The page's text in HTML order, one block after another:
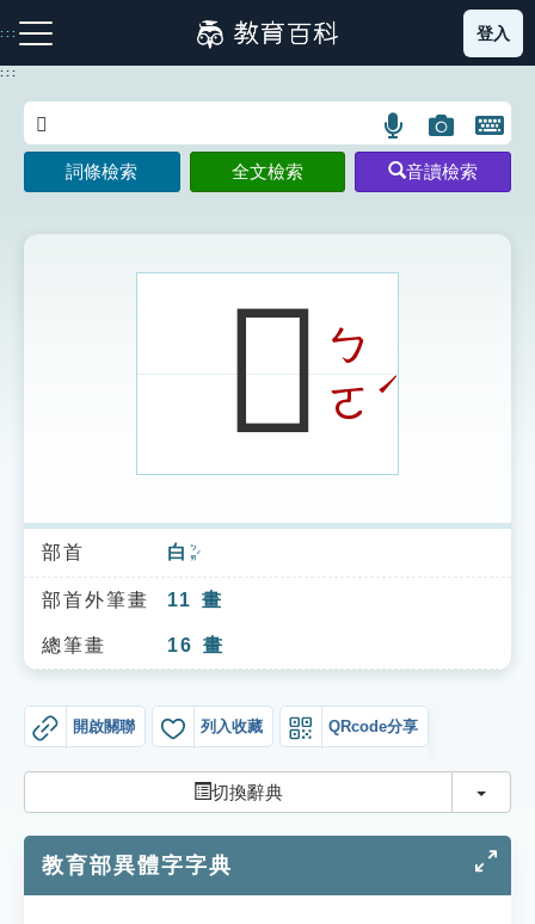
到
主
:::
注音索引圖示 筆畫索引圖示 部首索引表圖示
索引選單
知識索引
單字索引
貓頭鷹博士
登入
:::
語
言
搜
示
圖
片
搜
開
鍵
圖
詞條檢索 全文檢索 音讀檢索
𤾝ㄅ
ㄛˊ
部首 白 ㄅㄞˊ
部首外筆畫 11 畫
總筆畫 16 畫
開啟關聯 列入收藏 QRcode分享
切換辭典 切換
教育部異體字字典